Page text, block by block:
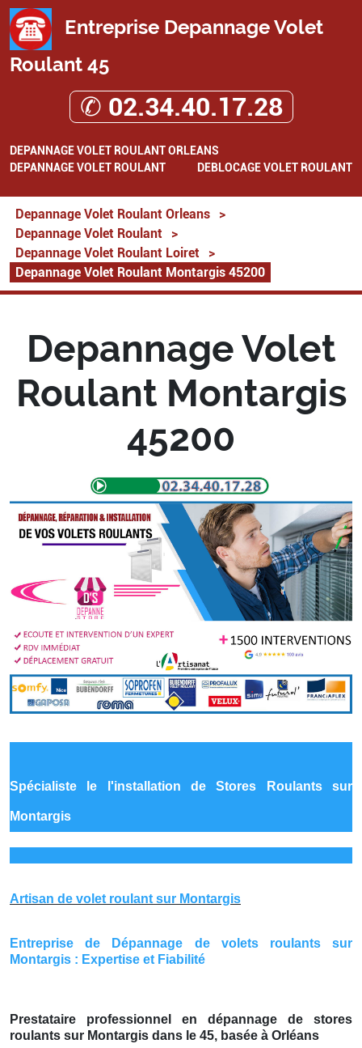
Entreprise Depannage Volet
Roulant 45
✆ 02.34.40.17.28
DEPANNAGE VOLET ROULANT ORLEANS
DEPANNAGE VOLET ROULANT
DEBLOCAGE VOLET ROULANT
Depannage Volet Roulant Orleans
>
Depannage Volet Roulant
>
Depannage Volet Roulant Loiret
>
Depannage Volet Roulant Montargis 45200
Depannage Volet
Roulant Montargis
45200
Spécialiste le l'installation de Stores Roulants sur
Montargis
Artisan de volet roulant sur Montargis
Entreprise de Dépannage de volets roulants sur
Montargis : Expertise et Fiabilité
Prestataire professionnel en dépannage de stores
roulants sur Montargis dans le 45, basée à Orléans